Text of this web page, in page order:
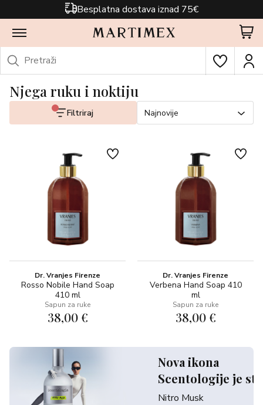
Besplatna dostava iznad 75€
Njega ruku i noktiju
Filtriraj Najnovije
Dr. Vranjes Firenze
Rosso Nobile Hand Soap
410 ml
Sapun za ruke
38,00 €
Dr. Vranjes Firenze
Verbena Hand Soap 410
ml
Sapun za ruke
38,00 €
Nova ikona
Scentologije je
Nitro Musk